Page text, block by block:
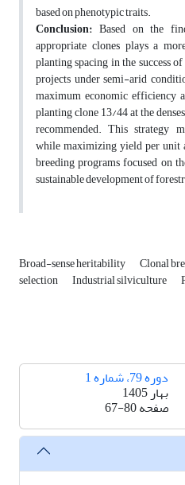
based on phenotypic traits.
Conclusion: Based on the
appropriate clones plays a
planting spacing in the success
projects under semi-arid
maximum economic efficiency
planting clone 13/44 at the
recommended. This strategy
while maximizing yield per unit
breeding programs focused on
sustainable development of
Broad-sense heritability Clonal
selection Industrial silviculture
دوره 79، شماره 1
بهار 1405
صفحه67-80